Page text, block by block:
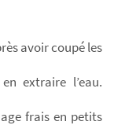
avoir coupé les
extraire l’eau.
frais en petits